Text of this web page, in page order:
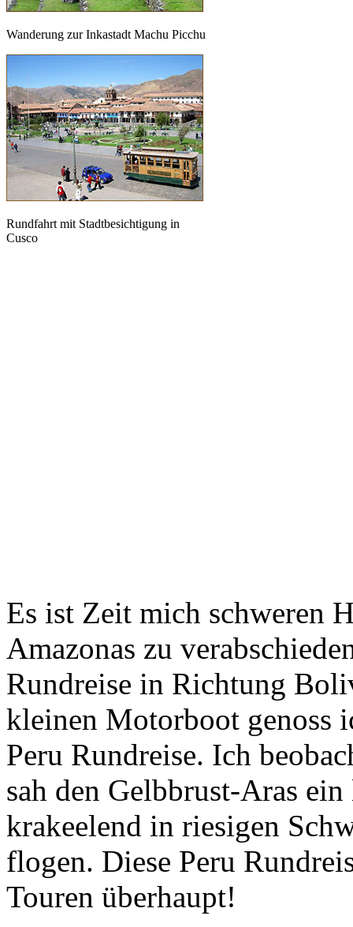
Wanderung zur Inkastadt Machu Picchu
Rundfahrt mit Stadtbesichtigung in
Cusco
Es ist Zeit mich schweren
Amazonas zu
Rundreise in Richtung
kleinen Motorboot genoss
Peru Rundreise. Ich
sah den Gelbbrust-Aras
krakeelend in riesigen
flogen. Diese Peru
Touren überhaupt!